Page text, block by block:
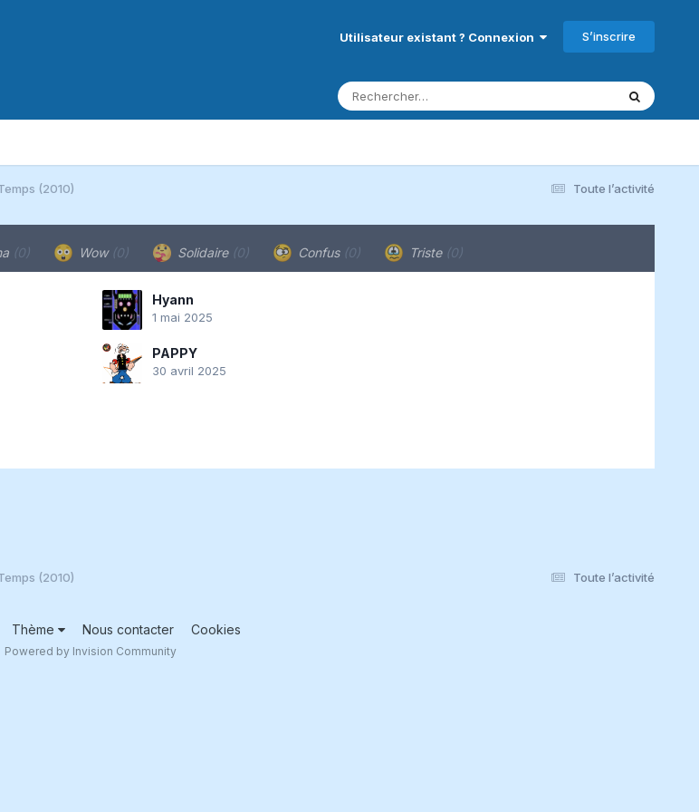
Utilisateur existant ? Connexion S’inscrire
Toute l’activité
(2010)
(0) Wow (0) Solidaire (0) Confus (0) Triste (0)
Hyann
1 mai 2025
PAPPY
30 avril 2025
Toute l’activité
(2010)
Thème Nous contacter Cookies
Powered by Invision Community